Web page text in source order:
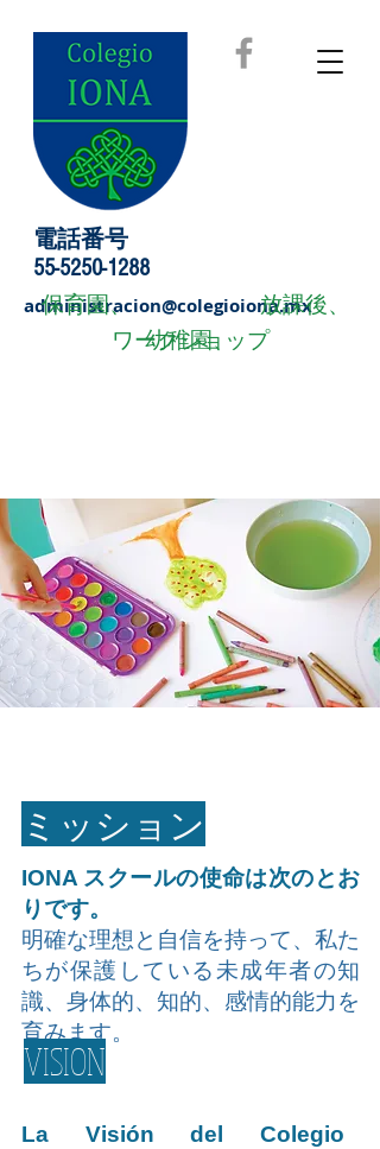
電話番号
55-5250-1288
administracion@colegioiona.mx
保育園、
幼稚園、
放課後、
ワークショップ
ミッション
IONA スクールの使命は次のとお
りです。
明確な理想と自信を持って、私た
ちが保護している未成年者の知
識、身体的、知的、感情的能力を
育みます。
VISION
La Visión del Colegio